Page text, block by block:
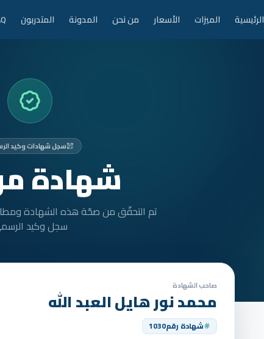
الرئيسية الميزات الأسعار من نحن المدونة المتدربون
سجل شهادات وكيد
شهادة
تم التحقّق من صحّة هذه الشهادة
سجل وكيد
صاحب الشهادة
محمد نور هايل العبد الله
شهادة رقم1030